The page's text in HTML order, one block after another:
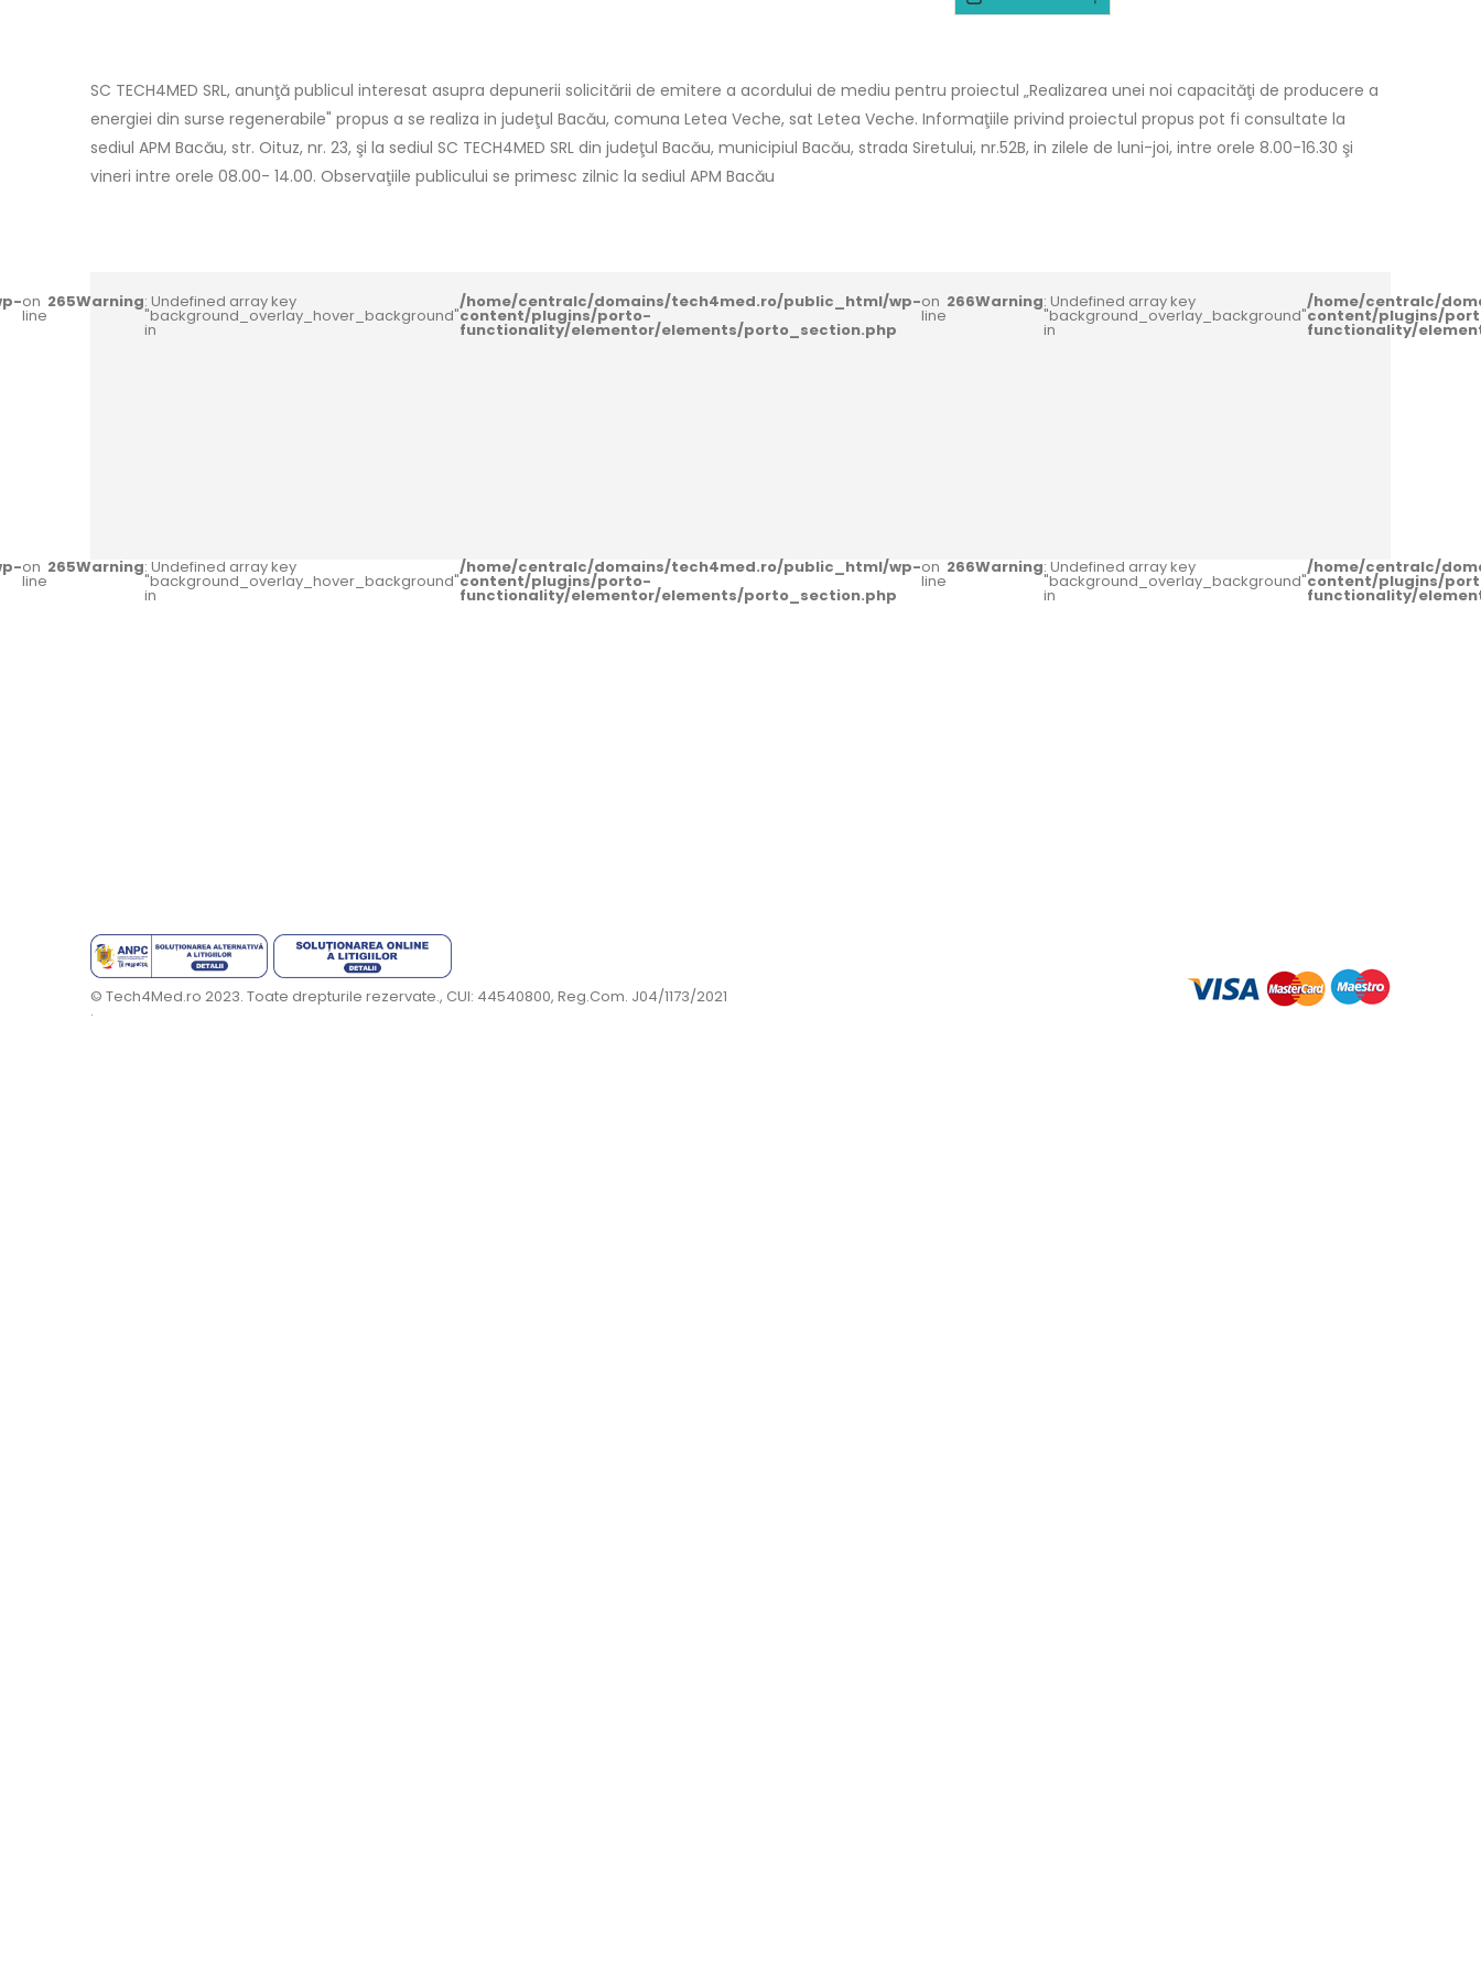
SC TECH4MED SRL, anunţă publicul interesat asupra depunerii solicitării de emitere a acordului de mediu pentru proiectul „Realizarea unei noi capacităţi de producere a
energiei din surse regenerabile" propus a se realiza in judeţul Bacău, comuna Letea Veche, sat Letea Veche. Informaţiile privind proiectul propus pot fi consultate la
sediul APM Bacău, str. Oituz, nr. 23, şi la sediul SC TECH4MED SRL din judeţul Bacău, municipiul Bacău, strada Siretului, nr.52B, in zilele de luni-joi, intre orele 8.00-16.30 şi
vineri intre orele 08.00- 14.00. Observaţiile publicului se primesc zilnic la sediul APM Bacău
on
line
265Warning: Undefined array key
"background_overlay_hover_background"
in
/home/centralc/domains/tech4med.ro/public_html/wp-
content/plugins/porto-
functionality/elementor/elements/porto_section.php
on
line
266Warning: Undefined array key
"background_overlay_background"
in
/home/centralc/
content/plugins/
functionality/
on
line
265Warning: Undefined array key
"background_overlay_hover_background"
in
/home/centralc/domains/tech4med.ro/public_html/wp-
content/plugins/porto-
functionality/elementor/elements/porto_section.php
on
line
266Warning: Undefined array key
"background_overlay_background"
in
/home/centralc/
content/plugins/
functionality/
© Tech4Med.ro 2023. Toate drepturile rezervate., CUI: 44540800, Reg.Com. J04/1173/2021
.